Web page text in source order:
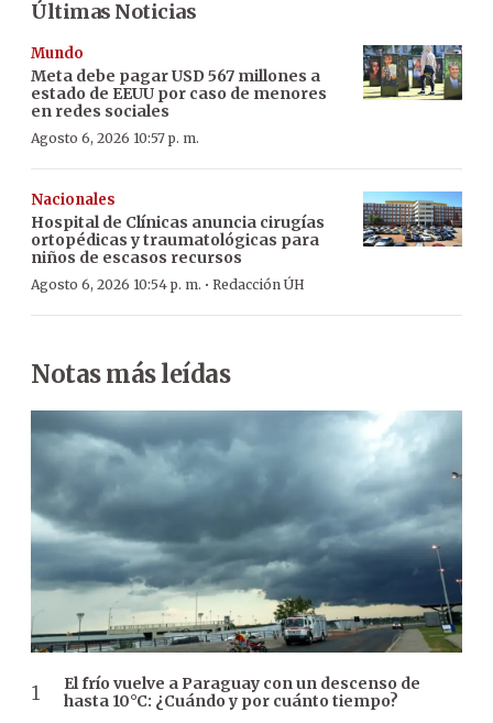
Últimas Noticias
Mundo
Meta debe pagar USD 567 millones a
estado de EEUU por caso de menores
en redes sociales
Agosto 6, 2026 10:57 p. m.
Nacionales
Hospital de Clínicas anuncia cirugías
ortopédicas y traumatológicas para
niños de escasos recursos
Agosto 6, 2026 10:54 p. m. · Redacción ÚH
Notas más leídas
El frío vuelve a Paraguay con un descenso de
hasta 10°C: ¿Cuándo y por cuánto tiempo?